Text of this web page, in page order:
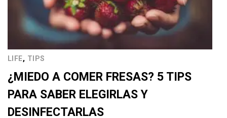
LIFE, TIPS
¿MIEDO A COMER FRESAS? 5 TIPS
PARA SABER ELEGIRLAS Y
DESINFECTARLAS